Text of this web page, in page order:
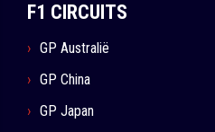
F1 CIRCUITS
GP Australië
GP China
GP Japan